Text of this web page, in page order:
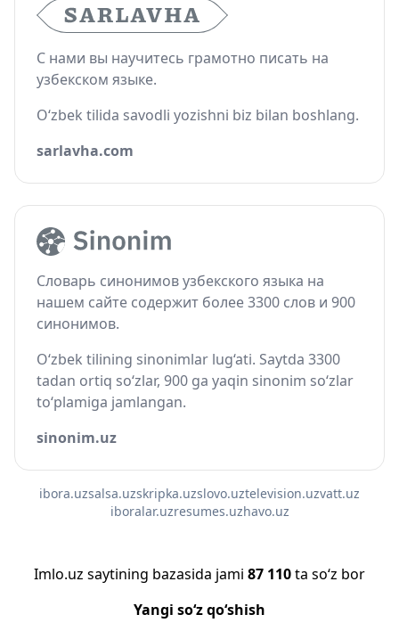
С нами вы научитесь грамотно писать на
узбекском языке.
O‘zbek tilida savodli yozishni biz bilan boshlang.
sarlavha.com
Словарь синонимов узбекского языка на
нашем сайте содержит более 3300 слов и 900
синонимов.
O‘zbek tilining sinonimlar lug‘ati. Saytda 3300
tadan ortiq so‘zlar, 900 ga yaqin sinonim so‘zlar
to‘plamiga jamlangan.
sinonim.uz
ibora.uzsalsa.uzskripka.uzslovo.uztelevision.uzvatt.uz
iboralar.uzresumes.uzhavo.uz
Imlo.uz saytining bazasida jami 87 110ta so‘z bor
Yangi so‘z qo‘shish